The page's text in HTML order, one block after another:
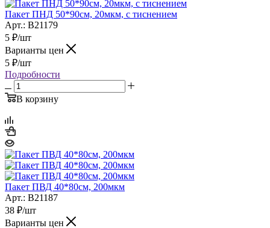
Пакет ПНД 50*90см, 20мкм, с тиснением
Арт.: B21179
5 ₽/шт
Варианты цен
5 ₽/шт
Подробности
В корзину
Пакет ПВД 40*80см, 200мкм
Арт.: B21187
38 ₽/шт
Варианты цен